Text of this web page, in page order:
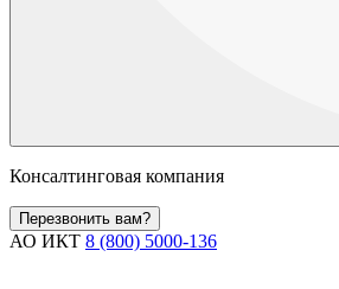
Консалтинговая компания
Перезвонить вам?
АО ИКТ 8 (800) 5000-136